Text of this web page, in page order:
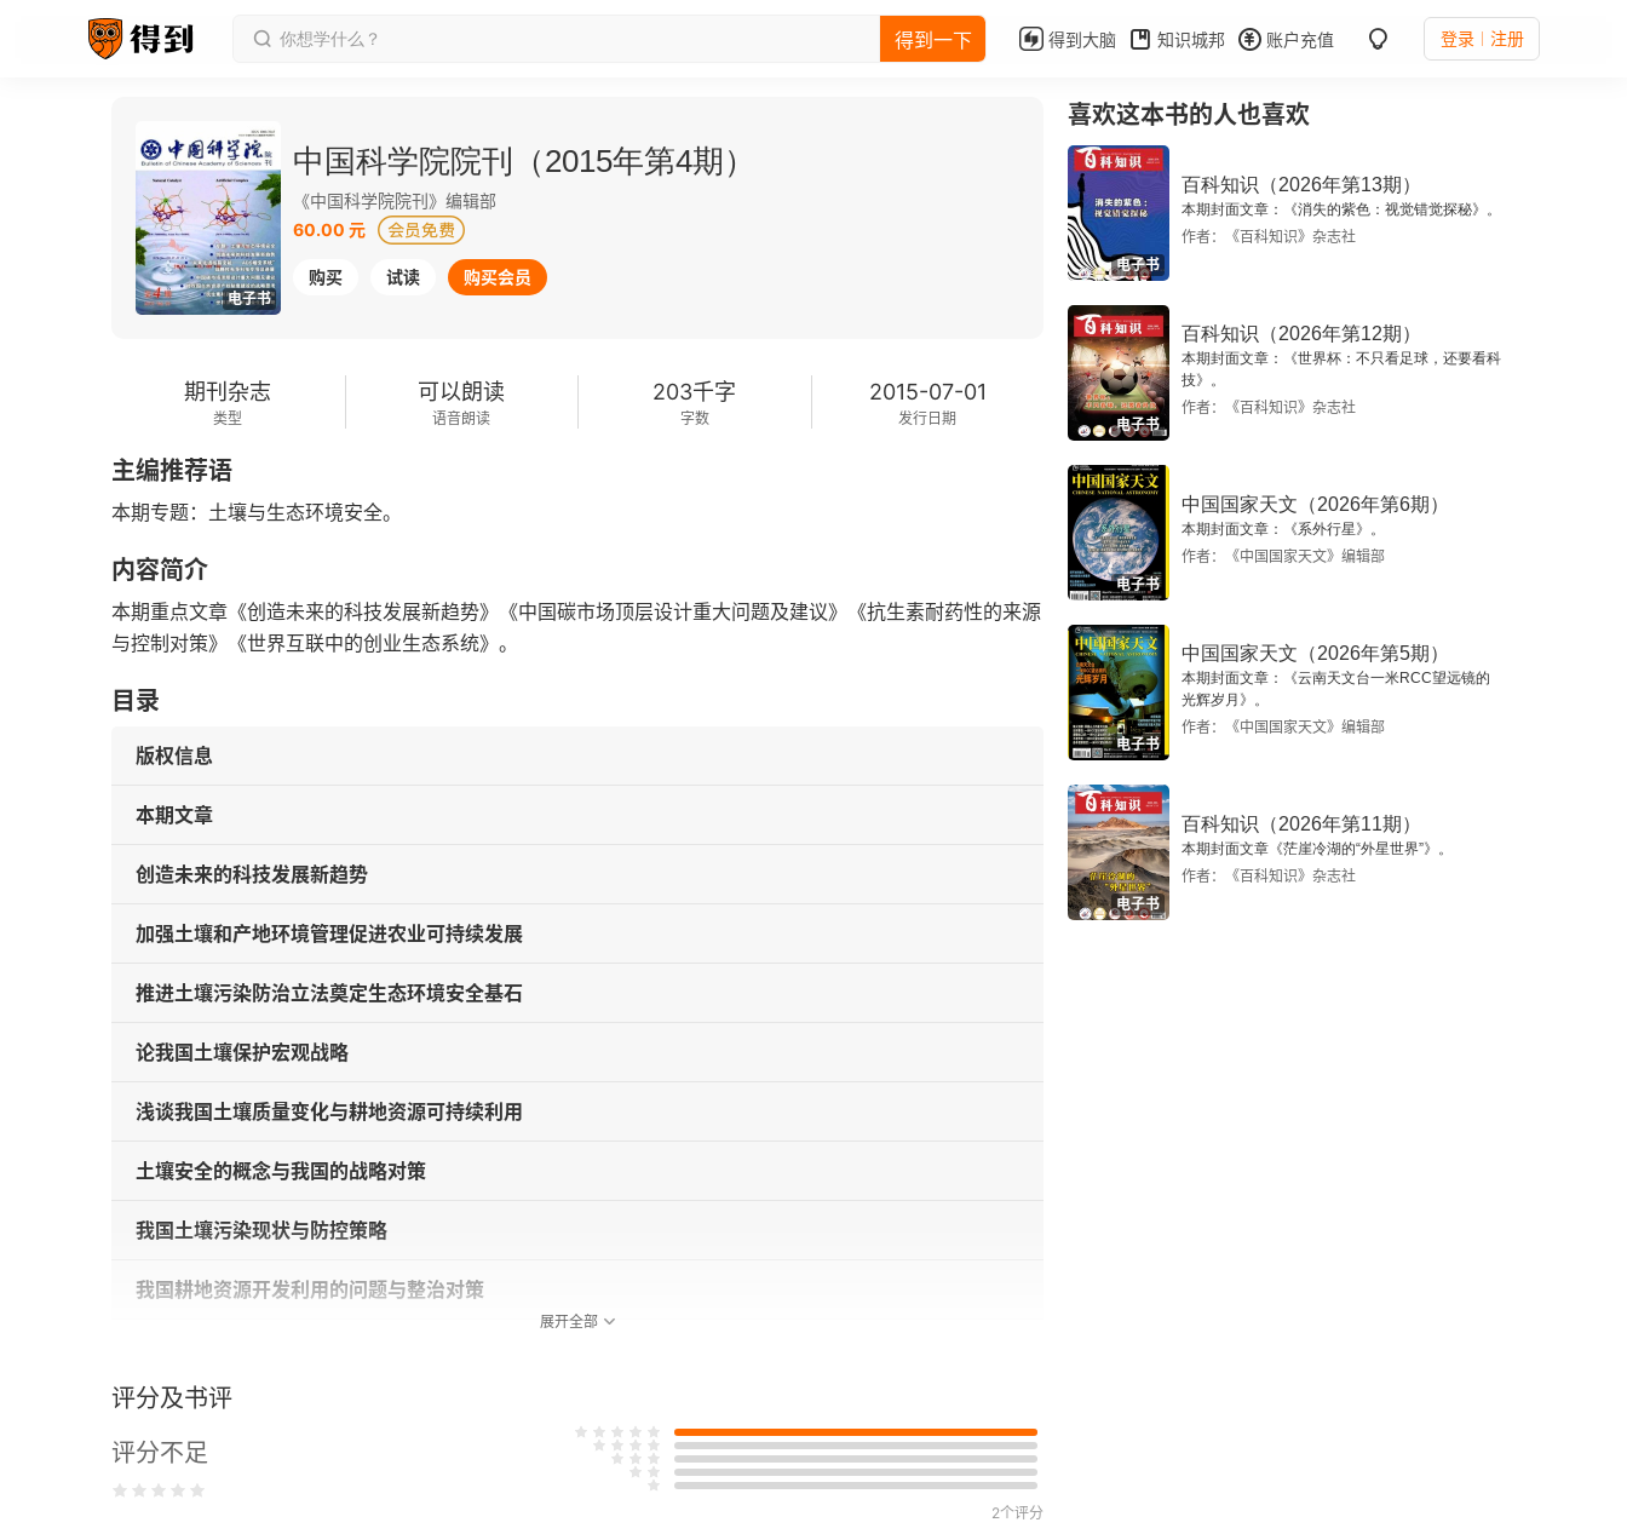
得到一下 得到大脑 知识城邦 账户充值 登录 注册
电子书
中国科学院院刊（2015年第4期）
《中国科学院院刊》编辑部
60.00 元
购买 试读 购买会员
期刊杂志
类型
可以朗读
语音朗读
203千字
字数
2015-07-01
发行日期
主编推荐语
本期专题：土壤与生态环境安全。
内容简介
本期重点文章《创造未来的科技发展新趋势》《中国碳市场顶层设计重大问题及建议》《抗生素耐药性的来源
与控制对策》《世界互联中的创业生态系统》。
目录
版权信息
本期文章
创造未来的科技发展新趋势
加强土壤和产地环境管理促进农业可持续发展
推进土壤污染防治立法奠定生态环境安全基石
论我国土壤保护宏观战略
浅谈我国土壤质量变化与耕地资源可持续利用
土壤安全的概念与我国的战略对策
我国土壤污染现状与防控策略
我国耕地资源开发利用的问题与整治对策
对我国自然资源产权制度建设的战略思考
抗生素耐药性的来源与控制对策
展开全部
评分及书评
评分不足
2个评分
喜欢这本书的人也喜欢
电子书
百科知识（2026年第13期）
本期封面文章：《消失的紫色：视觉错觉探秘》。
作者：《百科知识》杂志社
电子书
百科知识（2026年第12期）
本期封面文章：《世界杯：不只看足球，还要看科
技》。
作者：《百科知识》杂志社
电子书
中国国家天文（2026年第6期）
本期封面文章：《系外行星》。
作者：《中国国家天文》编辑部
电子书
中国国家天文（2026年第5期）
本期封面文章：《云南天文台一米RCC望远镜的
光辉岁月》。
作者：《中国国家天文》编辑部
电子书
百科知识（2026年第11期）
本期封面文章《茫崖冷湖的“外星世界”》。
作者：《百科知识》杂志社